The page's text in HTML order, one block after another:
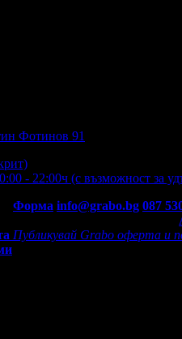
Фотинов 91
- 22:00ч (с възможност за
Форма info@grabo.bg 087
Публикувай Grabo оферта и